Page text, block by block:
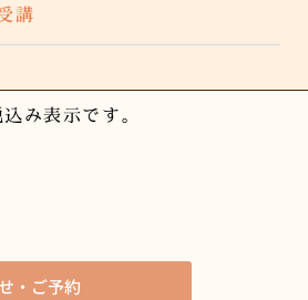
講
み表示です。
・ご予約